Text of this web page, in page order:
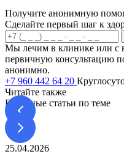
Получите анонимную
Сделайте первый шаг к
Мы лечим в клинике или с
первичную консультацию
анонимно.
+7 960 442 64 20
Читайте также
Полезные статьи по теме
25.04.2026